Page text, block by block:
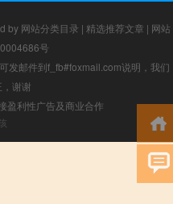
by 网站分类目录 | 精选推荐文章 | 网站
号
发邮件到f_fb#foxmail.com说明，我们
谢谢
盈利性广告及商业合作